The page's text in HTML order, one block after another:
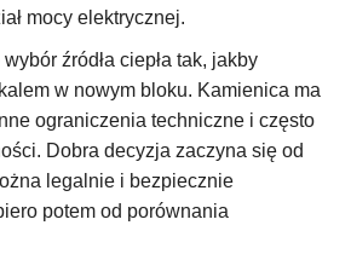
mocy elektrycznej.
źródła ciepła tak, jakby
w nowym bloku. Kamienica ma
ograniczenia techniczne i często
Dobra decyzja zaczyna się od
legalnie i bezpiecznie
potem od porównania